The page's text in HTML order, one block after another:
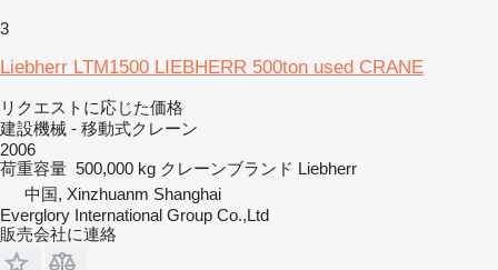
3
Liebherr LTM1500 LIEBHERR 500ton used CRANE
リクエストに応じた価格
建設機械 - 移動式クレーン
2006
荷重容量 500,000 kg クレーンブランド Liebherr
中国, Xinzhuanm Shanghai
Everglory International Group Co.,Ltd
販売会社に連絡